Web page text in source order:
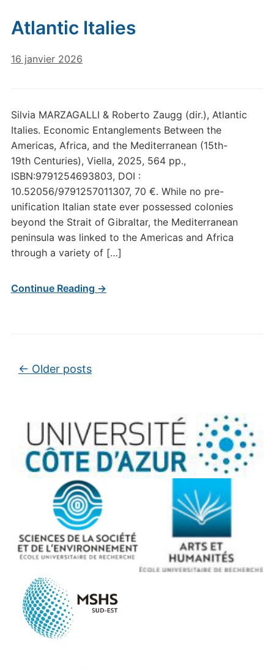
Atlantic Italies
16 janvier 2026
Silvia MARZAGALLI & Roberto Zaugg (dir.), Atlantic
Italies. Economic Entanglements Between the
Americas, Africa, and the Mediterranean (15th-
19th Centuries), Viella, 2025, 564 pp.,
ISBN:9791254693803, DOI :
10.52056/9791257011307, 70 €. While no pre-
unification Italian state ever possessed colonies
beyond the Strait of Gibraltar, the Mediterranean
peninsula was linked to the Americas and Africa
through a variety of […]
Continue Reading →
Post navigation
← Older posts